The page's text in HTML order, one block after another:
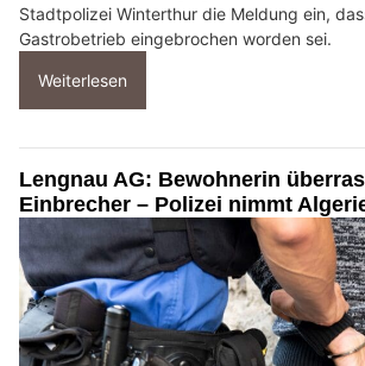
Stadtpolizei Winterthur die Meldung ein,
Gastrobetrieb eingebrochen worden sei.
Weiterlesen
Lengnau AG: Bewohnerin
Einbrecher – Polizei nimmt